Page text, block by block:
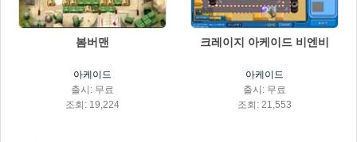
봄버맨
아케이드
출시: 무료
조회: 19,224
크레이지 아케이드 비엔비
아케이드
출시: 무료
조회: 21,553